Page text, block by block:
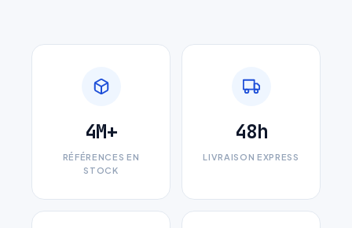
4M+
RÉFÉRENCES EN
STOCK
48h
LIVRAISON EXPRESS